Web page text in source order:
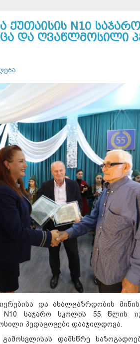
ქუთაისის N10
და ღვაწლმოსილი
და ახალგაზრდობის
N10 საჯარო სკოლის 55 წლის
პედაგოგები დააჯილდოვა.
დამსწრე